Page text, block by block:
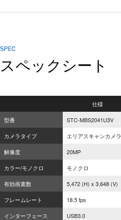
SPEC
スペックシート
仕様
型番
STC-MBS2041U3V
カメラタイプ
エリアスキャンカメラ
解像度
20MP
カラー/モノクロ
モノクロ
有効画素数
5,472 (H) x 3,648 (V)
フレームレート
18.5 fps
インターフェース
USB3.0